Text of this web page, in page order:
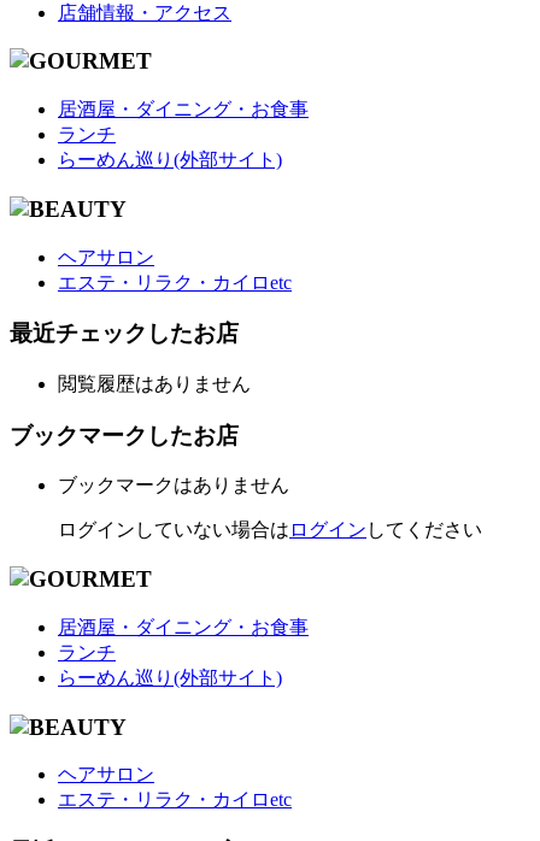
店舗情報・アクセス
居酒屋・ダイニング・お食事
ランチ
らーめん巡り(外部サイト)
ヘアサロン
エステ・リラク・カイロetc
最近チェックしたお店
閲覧履歴はありません
ブックマークしたお店
ブックマークはありません
ログインしていない場合は ログイン してください
居酒屋・ダイニング・お食事
ランチ
らーめん巡り(外部サイト)
ヘアサロン
エステ・リラク・カイロetc